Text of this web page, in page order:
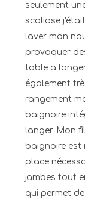
seulement
scoliose
laver mon
provoquer
table a
également
rangement
baignoire
langer. Mon
baignoire est
place
jambes tout
qui permet